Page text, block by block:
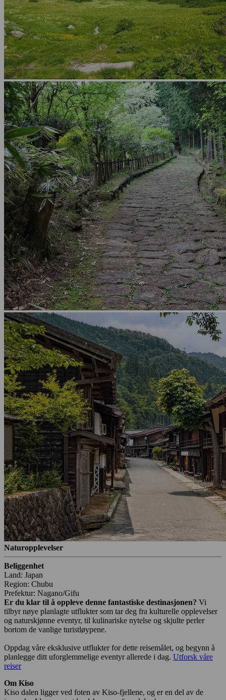
Naturopplevelser
Beliggenhet
Land: Japan
Region: Chubu
Prefektur: Nagano/Gifu
Er du klar til å oppleve denne fantastiske destinasjonen? Vi
tilbyr nøye planlagte utflukter som tar deg fra kulturelle opplevelser
og naturskjønne eventyr, til kulinariske nytelse og skjulte perler
bortom de vanlige turistløypene.
Oppdag våre eksklusive utflukter for dette reisemålet, og begynn å
planlegge ditt uforglemmelige eventyr allerede i dag. Utforsk våre
reiser
Om Kiso
Kiso dalen ligger ved foten av Kiso-fjellene, og er en del av de